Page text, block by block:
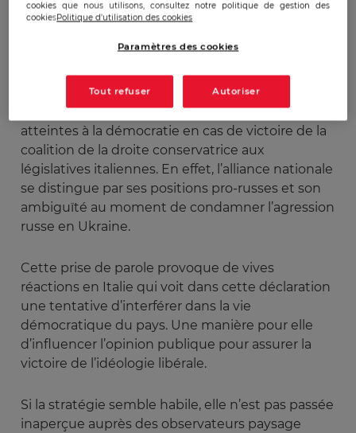
autocratie dans le contexte de l’invasion par la
l’Université américaine de Princeton aux
États-Unis, la Présidente de la commission
européenne Ursula Von Der Leyen a évoqué des
instruments pour sanctionner d’éventuelles
atteintes à la démocratie en cas de victoire de la
coalition de la droite conservatrice aux
législatives italiennes. En effet, l’alliance nationale
se distingue par ses positions pro-russes et son
ambiguïté au moment de condamner l’agression
russe en Ukraine.
Cette prise de parole provoque de vives
réactions en Italie qui voit dans cette déclaration
une tentative d’interférer dans la vie
démocratique du pays. Une manière pour elle
d’influencer l’opinion publique pour assurer la
victoire de l’idéologie libérale.
Si la stratégie semble habile, elle n’est pas passée
inaperçue auprès des observateurs paysage
cookies que nous utilisons, consultez notre politique de gestion des
cookiesPolitique d'utilisation des cookies
Paramètres des cookies
Tout refuser Autoriser